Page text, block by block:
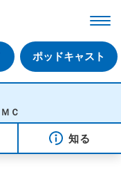
ポッドキャスト
知る